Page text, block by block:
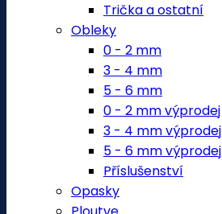
Trička a ostatní
Obleky
0 - 2 mm
3 - 4 mm
5 - 6 mm
0 - 2 mm výprodej
3 - 4 mm výprodej
5 - 6 mm výprodej
Příslušenství
Opasky